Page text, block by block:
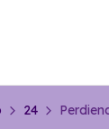
24